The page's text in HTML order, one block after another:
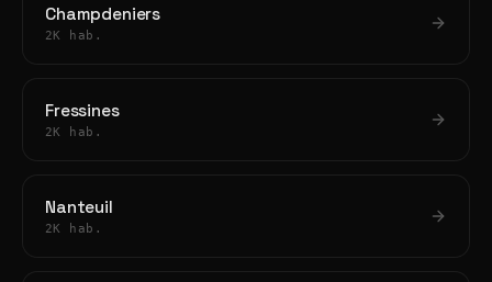
Champdeniers
2K hab.
Fressines
2K hab.
Nanteuil
2K hab.